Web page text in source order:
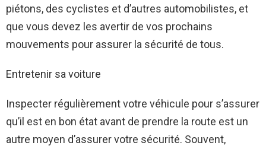
piétons, des cyclistes et d’autres automobilistes, et
que vous devez les avertir de vos prochains
mouvements pour assurer la sécurité de tous.
Entretenir sa voiture
Inspecter régulièrement votre véhicule pour s’assurer
qu’il est en bon état avant de prendre la route est un
autre moyen d’assurer votre sécurité. Souvent,